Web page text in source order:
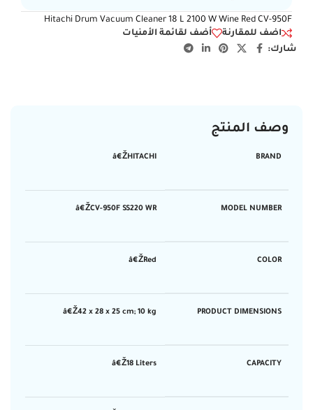
Hitachi Drum Vacuum Cleaner 18 L 2100 W Wine Red CV-950F
اضف للمقارنة
أضف لقائمة الأمنيات
شارك:
وصف المنتج
BRAND
â€ŽHITACHI
MODEL NUMBER
â€ŽCV-950F SS220 WR
COLOR
â€ŽRed
PRODUCT DIMENSIONS
â€Ž42 x 28 x 25 cm; 10 kg
CAPACITY
â€Ž18 Liters